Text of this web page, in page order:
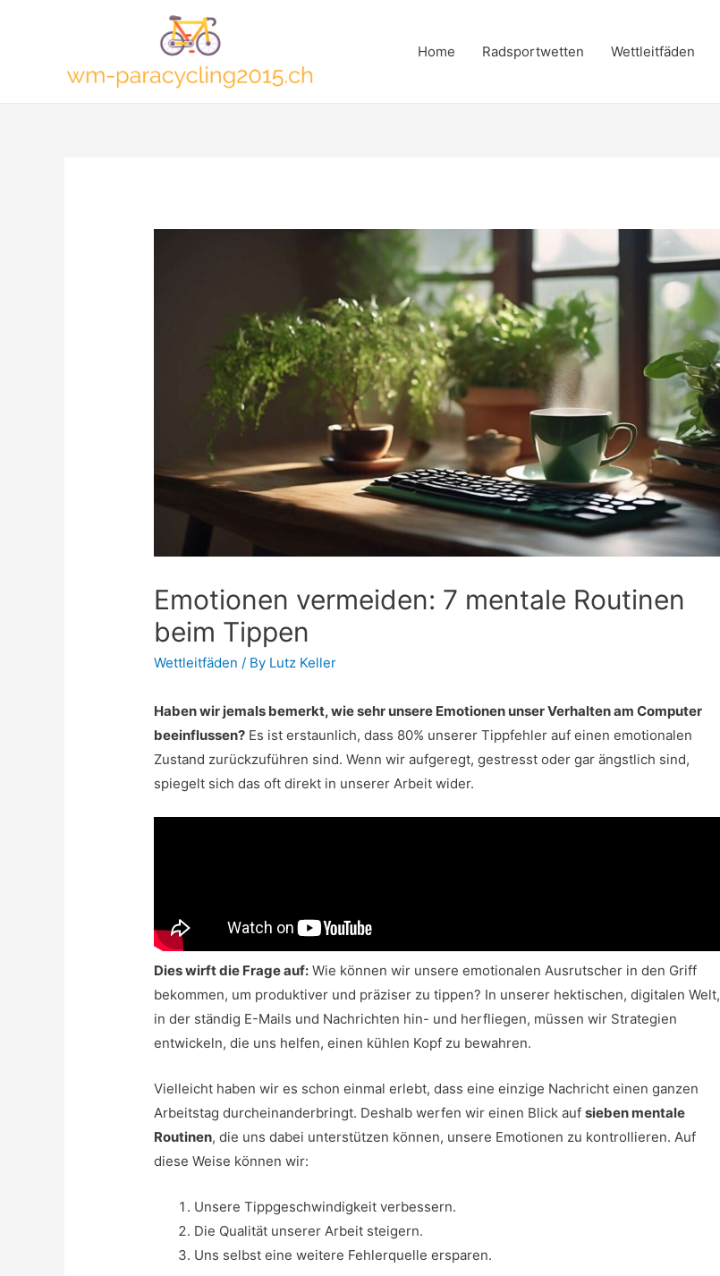
Home Radsportwetten Wettleitfäden
Emotionen vermeiden: 7 mentale Routinen
beim Tippen
Wettleitfäden / By Lutz Keller
Haben wir jemals bemerkt, wie sehr unsere Emotionen unser Verhalten am Computer
beeinflussen? Es ist erstaunlich, dass 80% unserer Tippfehler auf einen emotionalen
Zustand zurückzuführen sind. Wenn wir aufgeregt, gestresst oder gar ängstlich sind,
spiegelt sich das oft direkt in unserer Arbeit wider.
Dies wirft die Frage auf: Wie können wir unsere emotionalen Ausrutscher in den Griff
bekommen, um produktiver und präziser zu tippen? In unserer hektischen, digitalen Welt,
in der ständig E-Mails und Nachrichten hin- und herfliegen, müssen wir Strategien
entwickeln, die uns helfen, einen kühlen Kopf zu bewahren.
Vielleicht haben wir es schon einmal erlebt, dass eine einzige Nachricht einen ganzen
Arbeitstag durcheinanderbringt. Deshalb werfen wir einen Blick aufsieben mentale
Routinen, die uns dabei unterstützen können, unsere Emotionen zu kontrollieren. Auf
diese Weise können wir:
Unsere Tippgeschwindigkeit verbessern.
Die Qualität unserer Arbeit steigern.
Uns selbst eine weitere Fehlerquelle ersparen.